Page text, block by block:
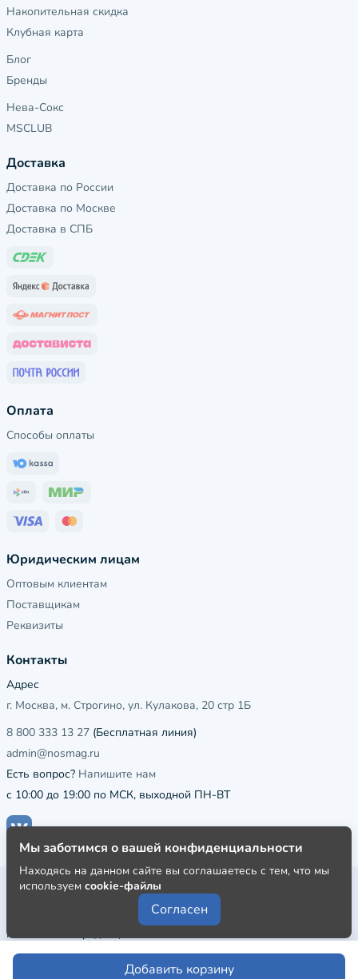
Добавить корзину
Накопительная скидка
Клубная карта
Блог
Бренды
Нева-Сокс
MSCLUB
Доставка
Доставка по России
Доставка по Москве
Доставка в СПБ
Оплата
Способы оплаты
Юридическим лицам
Оптовым клиентам
Поставщикам
Реквизиты
Контакты
Адрес
г. Москва, м. Строгино, ул. Кулакова, 20 стр 1Б
8 800 333 13 27 (Бесплатная линия)
admin@nosmag.ru
Есть вопрос? Напишите нам
с 10:00 до 19:00 по МСК, выходной ПН-ВТ
Публичная оферта
Пользовательское соглашение
Политика конфиденциальности
Мы заботимся о вашей конфиденциальности
Находясь на данном сайте вы соглашаетесь с тем, что мы
используем cookie-файлы
Согласен